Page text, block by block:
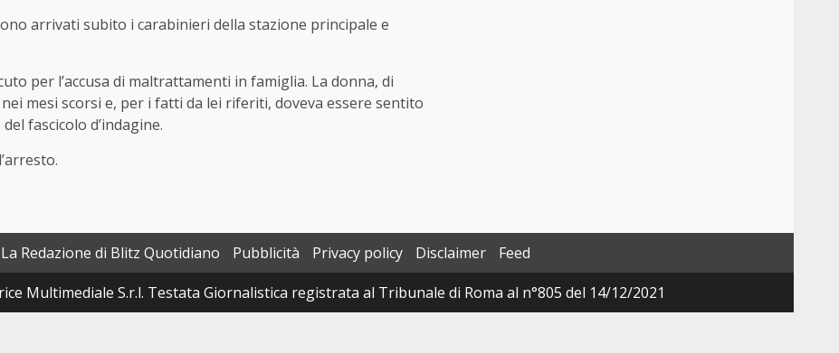
arrivati subito i carabinieri della stazione principale e
per l’accusa di maltrattamenti in famiglia. La donna, di
mesi scorsi e, per i fatti da lei riferiti, doveva essere sentito
fascicolo d’indagine.
La Redazione di Blitz Quotidiano Pubblicità Privacy policy Disclaimer
Feed
Multimediale S.r.l. Testata Giornalistica registrata al Tribunale di Roma al n°805 del 14/12/2021